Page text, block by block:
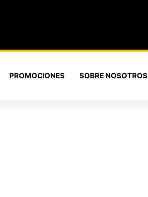
PROMOCIONES SOBRE NOSOTROS